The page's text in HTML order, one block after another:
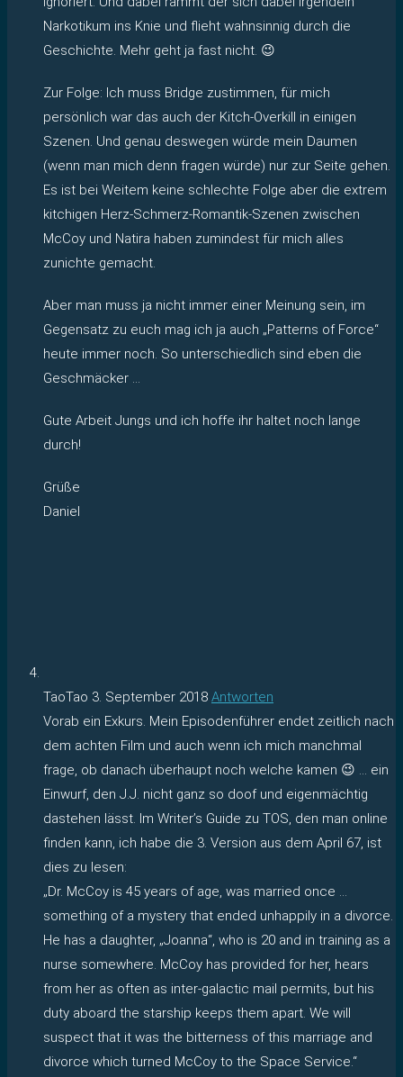
Narkotikum ins Knie und flieht wahnsinnig durch die
Geschichte. Mehr geht ja fast nicht. 😉
Zur Folge: Ich muss Bridge zustimmen, für mich
persönlich war das auch der Kitch-Overkill in einigen
Szenen. Und genau deswegen würde mein Daumen
(wenn man mich denn fragen würde) nur zur Seite gehen.
Es ist bei Weitem keine schlechte Folge aber die extrem
kitchigen Herz-Schmerz-Romantik-Szenen zwischen
McCoy und Natira haben zumindest für mich alles
zunichte gemacht.
Aber man muss ja nicht immer einer Meinung sein, im
Gegensatz zu euch mag ich ja auch „Patterns of Force“
heute immer noch. So unterschiedlich sind eben die
Geschmäcker …
Gute Arbeit Jungs und ich hoffe ihr haltet noch lange
durch!
Grüße
Daniel
TaoTao 3. September 2018 Antworten
Vorab ein Exkurs. Mein Episodenführer endet zeitlich nach
dem achten Film und auch wenn ich mich manchmal
frage, ob danach überhaupt noch welche kamen 😉 … ein
Einwurf, den J.J. nicht ganz so doof und eigenmächtig
dastehen lässt. Im Writer’s Guide zu TOS, den man online
finden kann, ich habe die 3. Version aus dem April 67, ist
dies zu lesen:
„Dr. McCoy is 45 years of age, was married once …
something of a mystery that ended unhappily in a divorce.
He has a daughter, „Joanna“, who is 20 and in training as a
nurse somewhere. McCoy has provided for her, hears
from her as often as inter-galactic mail permits, but his
duty aboard the starship keeps them apart. We will
suspect that it was the bitterness of this marriage and
divorce which turned McCoy to the Space Service.“